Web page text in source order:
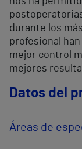
durante los
profesional
mejor control
mejores
Datos del
Áreas de